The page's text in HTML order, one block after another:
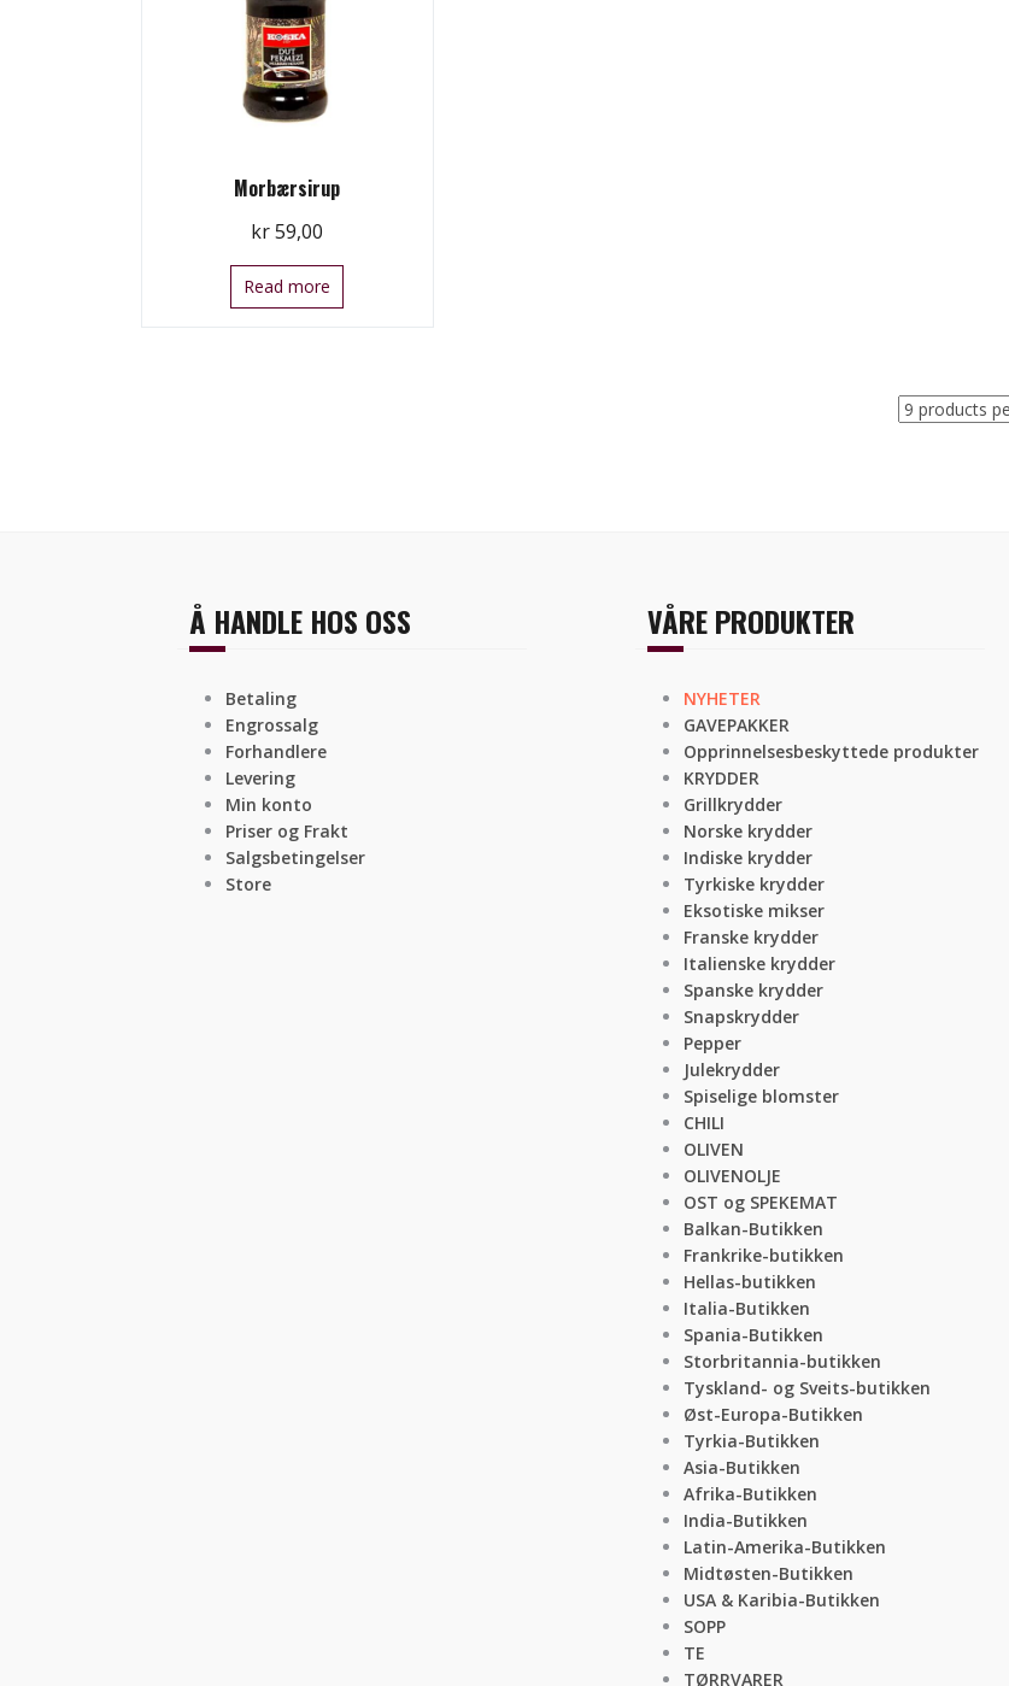
Morbærsirup
kr59,00
Read more
Å HANDLE HOS OSS
Betaling
Engrossalg
Forhandlere
Levering
Min konto
Priser og Frakt
Salgsbetingelser
Store
VÅRE PRODUKTER
NYHETER
GAVEPAKKER
Opprinnelsesbeskyttede produkter
KRYDDER
Grillkrydder
Norske krydder
Indiske krydder
Tyrkiske krydder
Eksotiske mikser
Franske krydder
Italienske krydder
Spanske krydder
Snapskrydder
Pepper
Julekrydder
Spiselige blomster
CHILI
OLIVEN
OLIVENOLJE
OST og SPEKEMAT
Balkan-Butikken
Frankrike-butikken
Hellas-butikken
Italia-Butikken
Spania-Butikken
Storbritannia-butikken
Tyskland- og Sveits-butikken
Øst-Europa-Butikken
Tyrkia-Butikken
Asia-Butikken
Afrika-Butikken
India-Butikken
Latin-Amerika-Butikken
Midtøsten-Butikken
USA & Karibia-Butikken
SOPP
TE
TØRRVARER